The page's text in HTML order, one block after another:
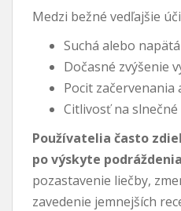
Medzi bežné vedľajšie
Suchá alebo
Dočasné zvýšenie
Pocit začervenania
Citlivosť na
Používatelia často
po výskyte
pozastavenie liečby,
zavedenie jemnejších